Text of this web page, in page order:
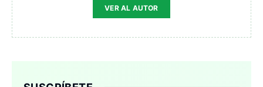
VER AL AUTOR